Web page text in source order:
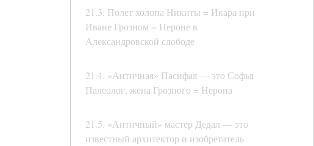
21.3. Полет холопа Никиты = Икара при
Иване Грозном = Нероне в
Александровской слободе
21.4. «Античная» Пасифая — это Софья
Палеолог, жена Грозного = Нерона
21.5. «Античный» мастер Дедал — это
известный архитектор и изобретатель